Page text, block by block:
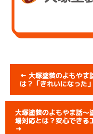
← 大塚塗装のよもやま
は？「きれいになった
大塚塗装のよもやま話～
場対応とは？安心できる
→